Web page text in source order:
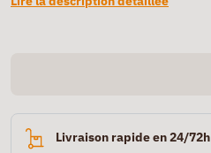
Livraison rapide en 24/72h